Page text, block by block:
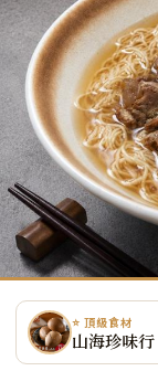
⭐ 頂級食材
山海珍味行